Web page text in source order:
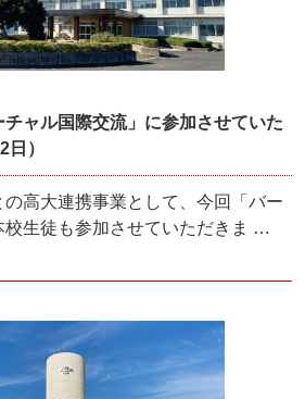
ャル国際交流」に参加させていた
）
高大連携事業として、今回「バー
校生徒も参加させていただきま …